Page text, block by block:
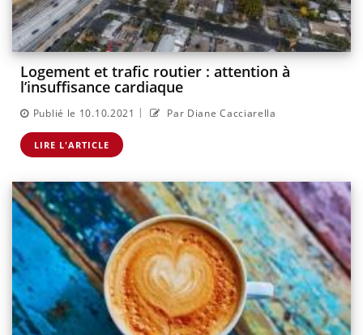
Logement et trafic routier : attention à
l’insuffisance cardiaque
Publié le 10.10.2021 | Par Diane Cacciarella
LIRE L'ARTICLE